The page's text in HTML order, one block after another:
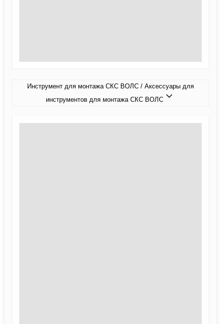
Инструмент для монтажа СКС ВОЛС / Аксессуары для
инструментов для монтажа СКС ВОЛС